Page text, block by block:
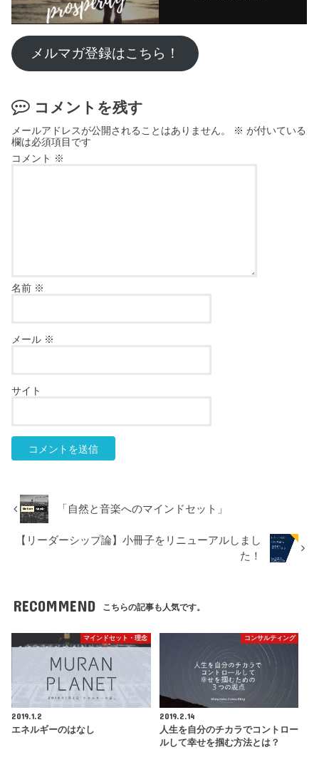
メルマガ登録はこちら！
コメントを残す
メールアドレスが公開されることはありません。 ※ が付いている
欄は必須項目です
コメント ※
名前 ※
メール ※
サイト
「自然と音楽へのマインドセット」
【リーダーシップ論】小冊子をリニューアルしまし
た！
RECOMMEND こちらの記事も人気です。
マインドセット・理念
2019.1.2
エネルギーのはなし
コンサルティング
2019.2.14
人生を自分のチカラでコントロー
ルして幸せを掴む方法とは？